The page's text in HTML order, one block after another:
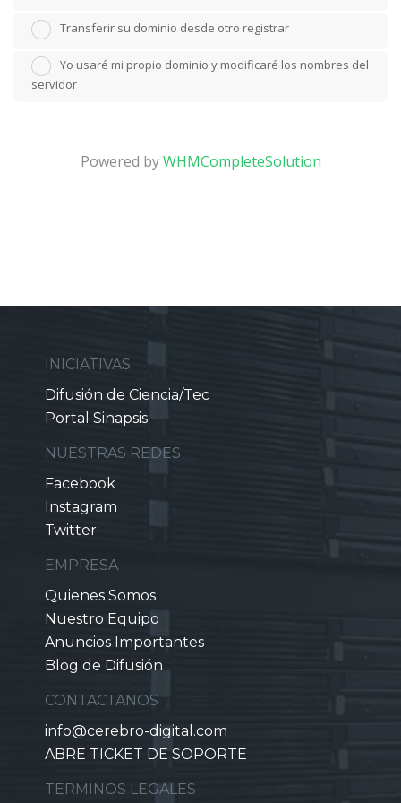
Transferir su dominio desde otro registrar
Yo usaré mi propio dominio y modificaré los nombres del
servidor
Powered byWHMCompleteSolution
INICIATIVAS
Difusión de Ciencia/Tec
Portal Sinapsis
NUESTRAS REDES
Facebook
Instagram
Twitter
EMPRESA
Quienes Somos
Nuestro Equipo
Anuncios Importantes
Blog de Difusión
CONTACTANOS
info@cerebro-digital.com
ABRE TICKET DE SOPORTE
TERMINOS LEGALES